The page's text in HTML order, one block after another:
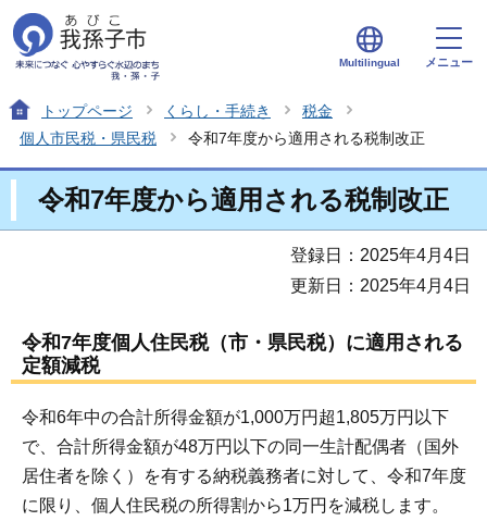
Multilingual メニュー
トップページ くらし・手続き
税金
個人市民税・県民税
令和7年度から適用される税制改正
令和7年度から適用される税制改正
登録日：2025年4月4日
更新日：2025年4月4日
令和7年度個人住民税（市・県民税）に適用される
定額減税
令和6年中の合計所得金額が1,000万円超1,805万円以下
で、合計所得金額が48万円以下の同一生計配偶者（国外
居住者を除く）を有する納税義務者に対して、令和7年度
に限り、個人住民税の所得割から1万円を減税します。